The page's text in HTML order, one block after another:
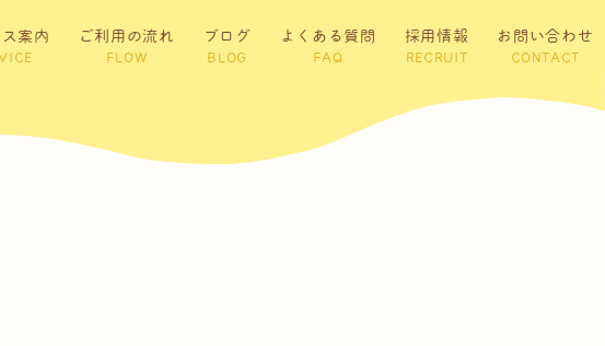
案内 ご利用の流れ
FLOW
ブログ
BLOG
よくある質問
FAQ
採用情報
RECRUIT
お問い合わせ
CONTACT